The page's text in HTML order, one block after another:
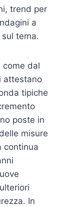
trend per
a
tema.
come dal
attestano
tipiche
poste in
misure
continua
In